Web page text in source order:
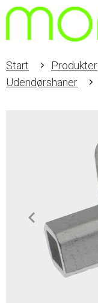
Start Produkter
Udendørshaner